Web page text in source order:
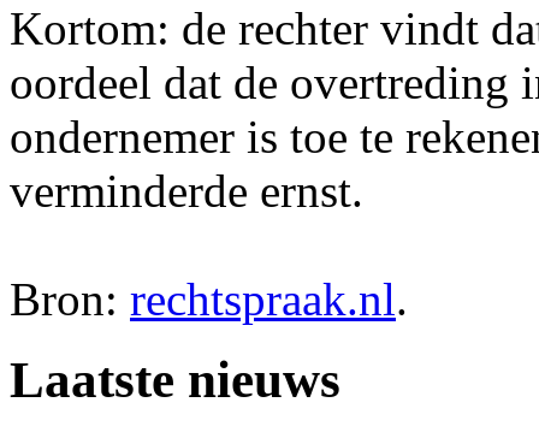
Kortom: de rechter vindt
oordeel dat de overtreding
ondernemer is toe te
verminderde ernst.
Bron: rechtspraak.nl.
Laatste nieuws